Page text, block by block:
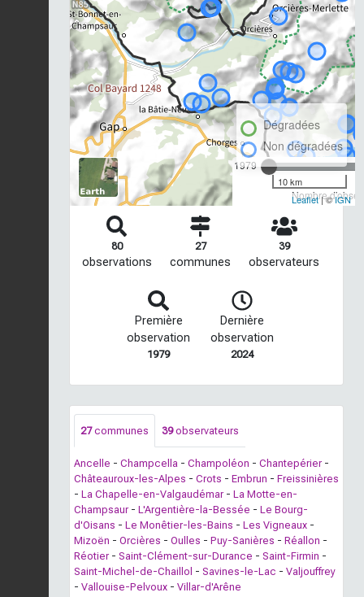
1979
Nombre
Dégradées
Non dégradées
10 km
Leaflet| ©IGN
80
observations
27
communes
39
observateurs
Première
observation
1979
Dernière
observation
2024
27communes 39observateurs
Ancelle - Champcella - Champoléon - Chantepérier -
Châteauroux-les-Alpes - Crots - Embrun - Freissinières
- La Chapelle-en-Valgaudémar - La Motte-en-
Champsaur - L'Argentière-la-Bessée - Le Bourg-
d'Oisans - Le Monêtier-les-Bains - Les Vigneaux -
Mizoën - Orcières - Oulles - Puy-Sanières - Réallon -
Réotier - Saint-Clément-sur-Durance - Saint-Firmin -
Saint-Michel-de-Chaillol - Savines-le-Lac - Valjouffrey
- Vallouise-Pelvoux - Villar-d'Arêne